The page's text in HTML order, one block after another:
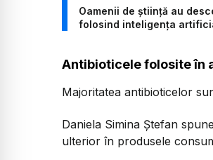
Oamenii de știință au
folosind inteligența
Antibioticele folosite în
Majoritatea antibioticelor
Daniela Simina Ștefan
ulterior în produsele